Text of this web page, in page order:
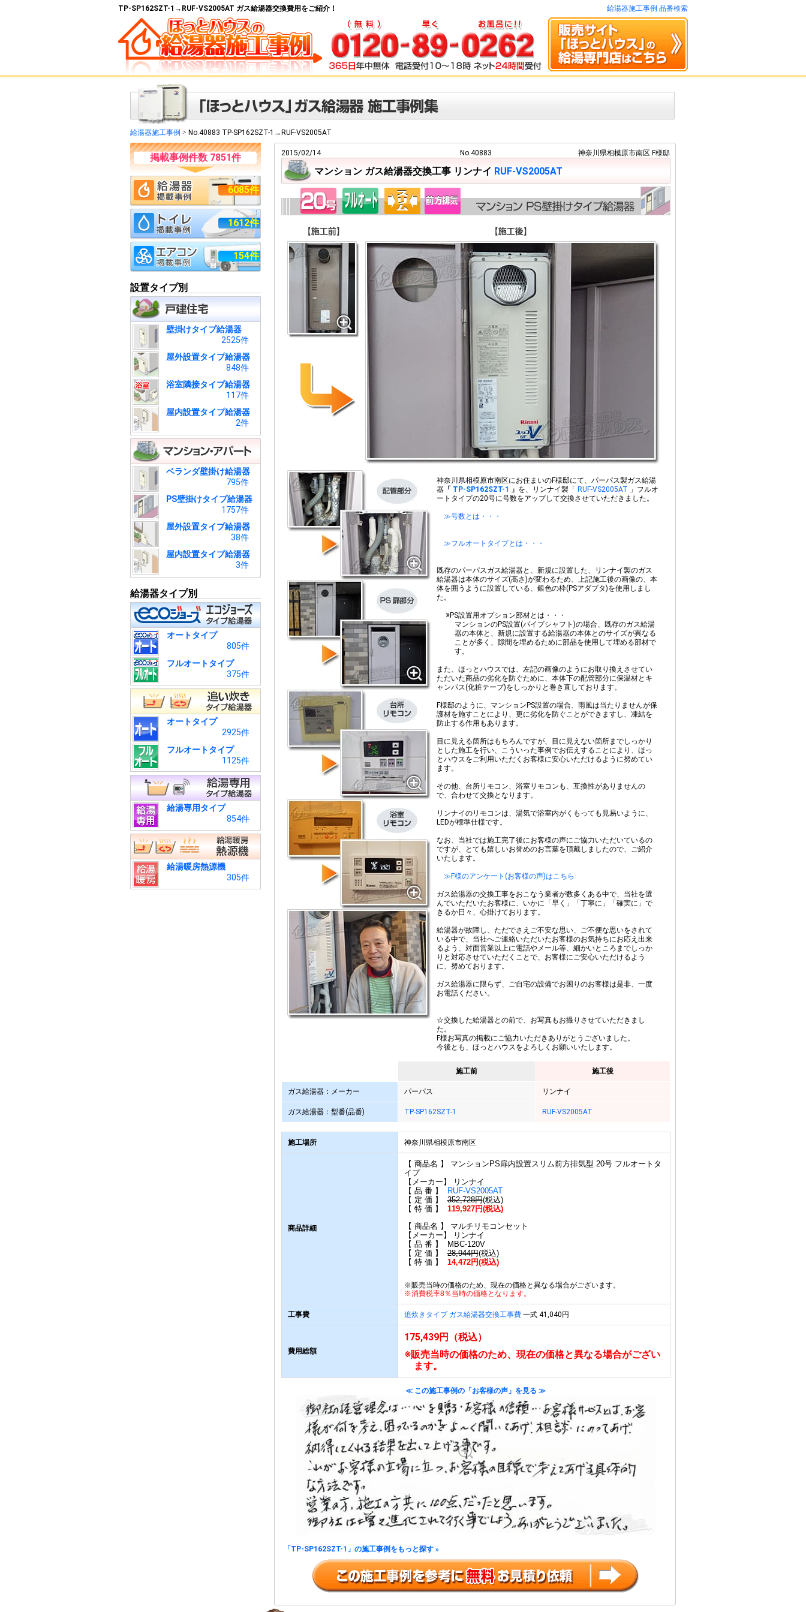
TP-SP162SZT-1→RUF-VS2005AT ガス給湯器交換費用をご紹介！ 給湯器施工事例 品番検索
給湯器施工事例 > No.40883 TP-SP162SZT-1→RUF-VS2005AT
掲載事例件数 7851件
6085件
1612件
154件
設置タイプ別
壁掛けタイプ給湯器
2525件
屋外設置タイプ給湯器
848件
浴室隣接タイプ給湯器
117件
屋内設置タイプ給湯器
2件
ベランダ壁掛け給湯器
795件
PS壁掛けタイプ給湯器
1757件
屋外設置タイプ給湯器
38件
屋内設置タイプ給湯器
3件
給湯器タイプ別
オートタイプ
805件
フルオートタイプ
375件
オートタイプ
2925件
フルオートタイプ
1125件
給湯専用タイプ
854件
給湯暖房熱源機
305件
2015/02/14 No.40883 神奈川県相模原市南区 F様邸
マンション ガス給湯器交換工事 リンナイ RUF-VS2005AT
神奈川県相模原市南区にお住まいのF様邸にて、パーパス製ガス給湯
器「 TP-SP162SZT-1 」 を、リンナイ製「 RUF-VS2005AT 」フルオ
ートタイプの20号に号数をアップして交換させていただきました。
≫号数とは・・・
≫フルオートタイプとは・・・
既存のパーパスガス給湯器と、新規に設置した、リンナイ製のガス
給湯器は本体のサイズ(高さ)が変わるため、上記施工後の画像の、本
体を囲うように設置している、銀色の枠(PSアダプタ)を使用しまし
た。
※PS設置用オプション部材とは・・・
マンションのPS設置(パイプシャフト)の場合、既存のガス給湯
器の本体と、新規に設置する給湯器の本体とのサイズが異なる
ことが多く、隙間を埋めるために部品を使用して埋める部材で
す。
また、ほっとハウスでは、左記の画像のようにお取り換えさせてい
ただいた商品の劣化を防ぐために、本体下の配管部分に保温材とキ
ャンパス(化粧テープ)をしっかりと巻き直しております。
F様邸のように、マンションPS設置の場合、雨風は当たりませんが保
護材を施すことにより、更に劣化を防ぐことができますし、凍結を
防止する作用もあります。
目に見える箇所はもちろんですが、目に見えない箇所までしっかり
とした施工を行い、こういった事例でお伝えすることにより、ほっ
とハウスをご利用いただくお客様に安心いただけるように努めてい
ます。
その他、台所リモコン、浴室リモコンも、互換性がありませんの
で、合わせて交換となります。
リンナイのリモコンは、湯気で浴室内がくもっても見易いように、
LEDが標準仕様です。
なお、当社では施工完了後にお客様の声にご協力いただいているの
ですが、とても嬉しいお誉めのお言葉を頂戴しましたので、ご紹介
いたします。
≫F様のアンケート(お客様の声)はこちら
ガス給湯器の交換工事をおこなう業者が数多くある中で、当社を選
んでいただいたお客様に、いかに「早く」「丁寧に」「確実に」で
きるか日々、心掛けております。
給湯器が故障し、ただでさえご不安な思い、ご不便な思いをされて
いる中で、当社へご連絡いただいたお客様のお気持ちにお応え出来
るよう、対面営業以上に電話やメール等、細かいところまでしっか
りと対応させていただくことで、お客様にご安心いただけるよう
に、努めております。
ガス給湯器に限らず、ご自宅の設備でお困りのお客様は是非、一度
お電話ください。
☆交換した給湯器との前で、お写真もお撮りさせていただきまし
た。
F様お写真の掲載にご協力いただきありがとうございました。
今後とも、ほっとハウスをよろしくお願いいたします。
施工前 施工後
ガス給湯器：メーカー パーパス リンナイ
ガス給湯器：型番(品番) TP-SP162SZT-1 RUF-VS2005AT
施工場所 神奈川県相模原市南区
商品詳細
【 商品名 】 マンションPS扉内設置スリム前方排気型 20号 フルオートタ
イプ
【メーカー】 リンナイ
【 品 番 】
RUF-VS2005AT
【 定 価 】352,728円(税込)
【 特 価 】 119,927円(税込)
【 商品名 】 マルチリモコンセット
【メーカー】 リンナイ
【 品 番 】 MBC-120V
【 定 価 】28,944円(税込)
【 特 価 】 14,472円(税込)
※販売当時の価格のため、現在の価格と異なる場合がございます。
※消費税率8％当時の価格となります。
工事費 追炊きタイプ ガス給湯器交換工事費一式 41,040円
費用総額
175,439円（税込）
※販売当時の価格のため、現在の価格と異なる場合がござい
ます。
≪ この施工事例の「お客様の声」を見る ≫
「TP-SP162SZT-1」の施工事例をもっと探す »